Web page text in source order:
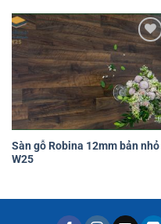
Yêu
thích
Sàn gỗ Robina 12mm bản nhỏ
W25